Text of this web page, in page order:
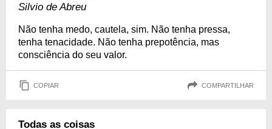
Silvio de Abreu
Não tenha medo, cautela, sim. Não tenha pressa,
tenha tenacidade. Não tenha prepotência, mas
consciência do seu valor.
COPIAR COMPARTILHAR
Todas as coisas